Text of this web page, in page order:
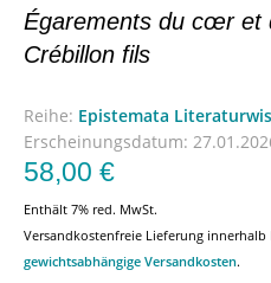
Égarements du cœr et
Crébillon fils
Reihe: Epistemata
Erscheinungsdatum:
58,00 €
Enthält 7% red. MwSt.
Versandkostenfreie Lieferung
gewichtsabhängige Versandkosten.